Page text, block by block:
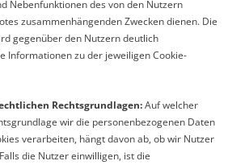
Nebenfunktionen des von den Nutzern
zusammenhängenden Zwecken dienen. Die
gegenüber den Nutzern deutlich
Informationen zu der jeweiligen Cookie-
Rechtsgrundlagen:Auf welcher
wir die personenbezogenen Daten
verarbeiten, hängt davon ab, ob wir Nutzer
die Nutzer einwilligen, ist die